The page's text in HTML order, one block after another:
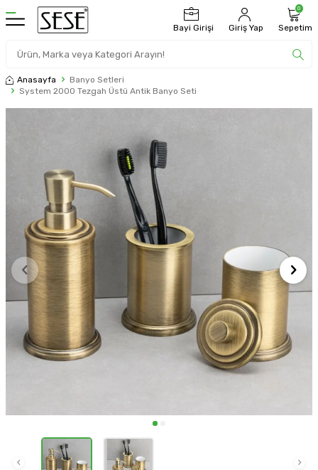
Bayi Girişi Giriş Yap
0
Sepetim
Anasayfa
Banyo Setleri
System 2000 Tezgah Üstü Antik Banyo Seti